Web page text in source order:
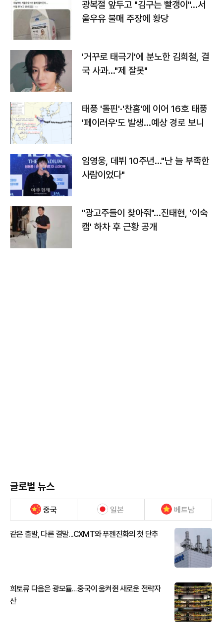
광복절 앞두고 "김구는 빨갱이"…서
울우유 불매 주장에 황당
'거꾸로 태극기'에 분노한 김희철, 결
국 사과…"제 잘못"
태풍 '돌핀'·'찬홈'에 이어 16호 태풍
'페이러우'도 발생…예상 경로 보니
임영웅, 데뷔 10주년…"난 늘 부족한
사람이었다"
"광고주들이 찾아줘"…진태현, '이숙
캠' 하차 후 근황 공개
글로벌 뉴스
중국 일본 베트남
같은 출발, 다른 결말...CXMT와 푸젠진화의 첫 단추
희토류 다음은 광모듈…중국이 움켜쥔 새로운 전략자
산